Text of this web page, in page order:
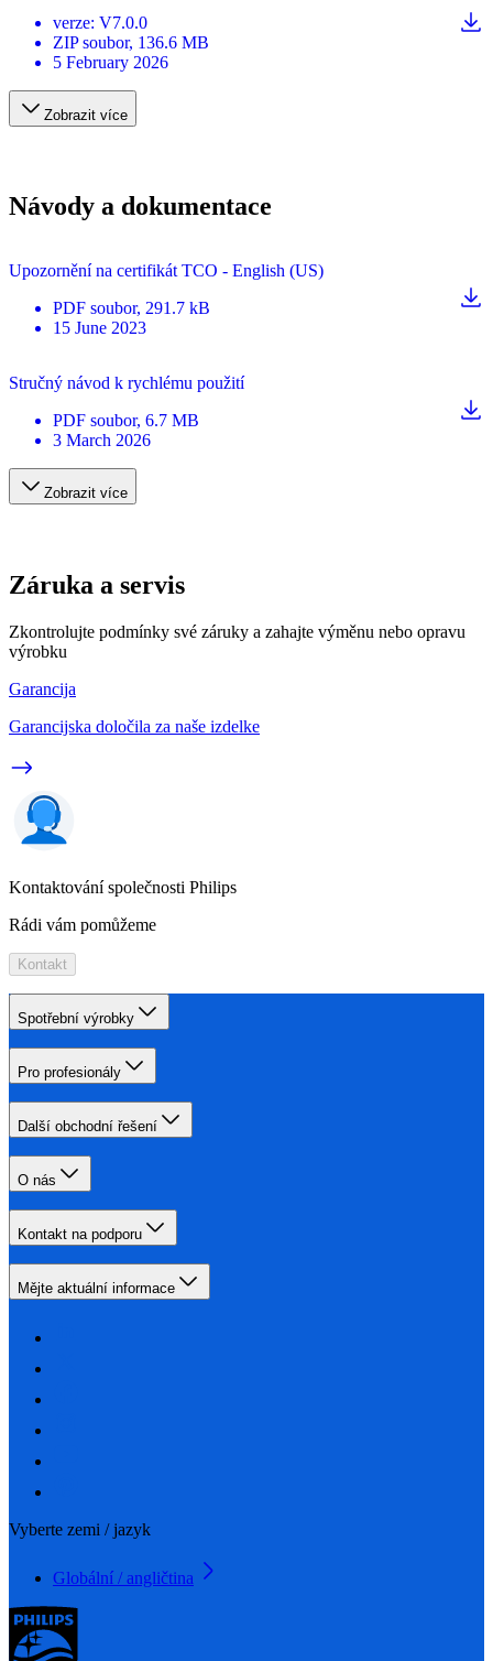
verze: V7.0.0
ZIP soubor, 136.6 MB
5 February 2026
Zobrazit více
Návody a dokumentace
Upozornění na certifikát TCO - English (US)
PDF soubor, 291.7 kB
15 June 2023
Stručný návod k rychlému použití
PDF soubor, 6.7 MB
3 March 2026
Zobrazit více
Záruka a servis
Zkontrolujte podmínky své záruky a zahajte výměnu nebo opravu
výrobku
Garancija
Garancijska določila za naše izdelke
Kontaktování společnosti Philips
Rádi vám pomůžeme
Kontakt
Spotřební výrobky
Pro profesionály
Další obchodní řešení
O nás
Kontakt na podporu
Mějte aktuální informace
Vyberte zemi / jazyk
Globální / angličtina